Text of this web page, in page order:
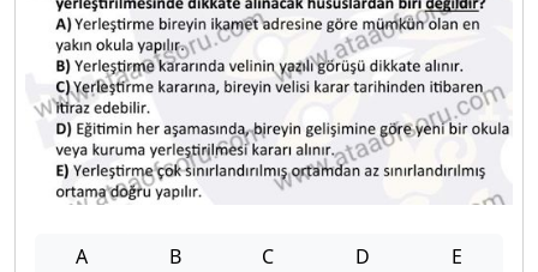
A B C D E